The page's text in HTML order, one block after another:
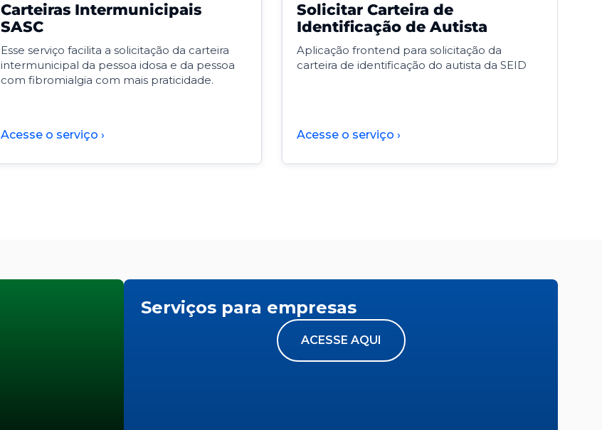
Carteiras Intermunicipais
SASC
Esse serviço facilita a solicitação da carteira
intermunicipal da pessoa idosa e da pessoa
com fibromialgia com mais praticidade.
Acesse o serviço ›
Solicitar Carteira de
Identificação de Autista
Aplicação frontend para solicitação da
carteira de identificação do autista da SEID
Acesse o serviço ›
Serviços para empresas
ACESSE AQUI